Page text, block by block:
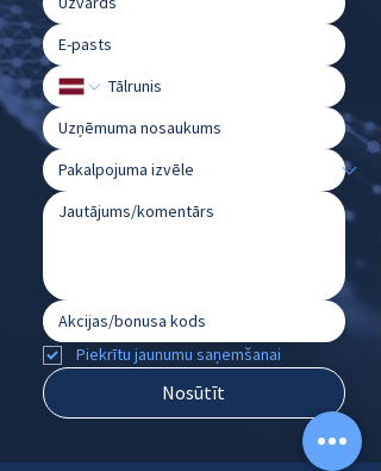
Piekrītu jaunumu saņemšanai
Nosūtīt